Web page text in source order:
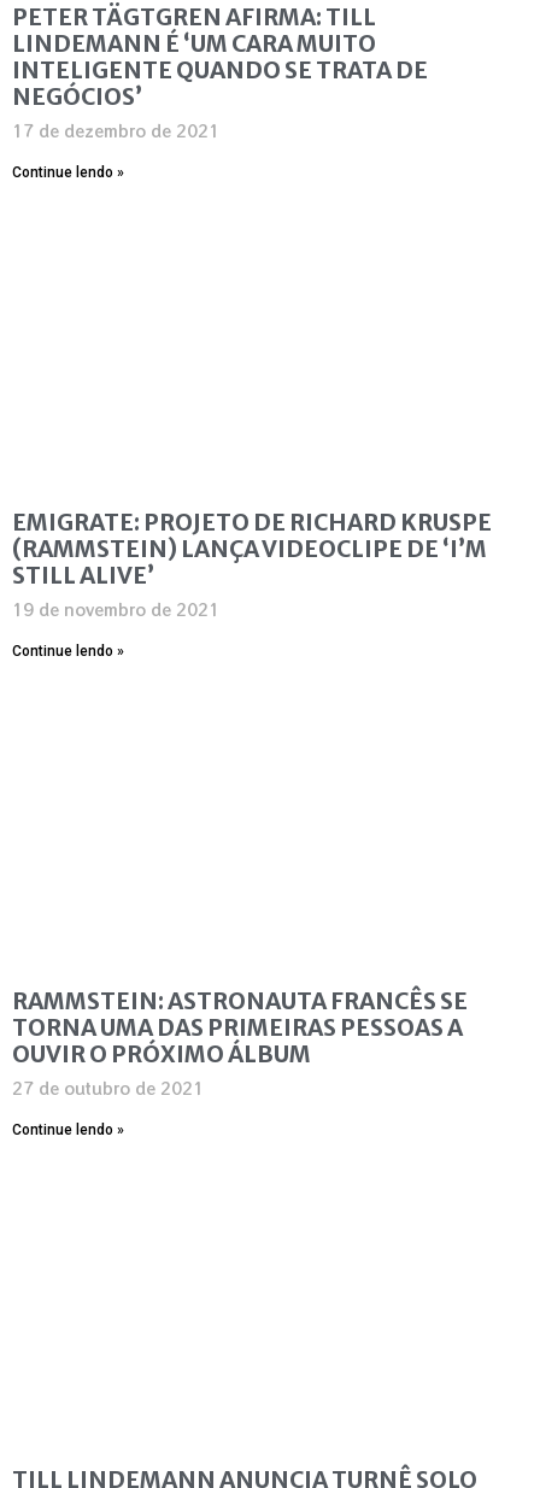
PETER TÄGTGREN AFIRMA: TILL
LINDEMANN É ‘UM CARA MUITO
INTELIGENTE QUANDO SE TRATA DE
NEGÓCIOS’
17 de dezembro de 2021
Continue lendo »
EMIGRATE: PROJETO DE RICHARD KRUSPE
(RAMMSTEIN) LANÇA VIDEOCLIPE DE ‘I’M
STILL ALIVE’
19 de novembro de 2021
Continue lendo »
RAMMSTEIN: ASTRONAUTA FRANCÊS SE
TORNA UMA DAS PRIMEIRAS PESSOAS A
OUVIR O PRÓXIMO ÁLBUM
27 de outubro de 2021
Continue lendo »
TILL LINDEMANN ANUNCIA TURNÊ SOLO